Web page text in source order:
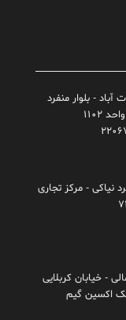
آباد - بلوار منفرد
نیاکی - مرکز تجاری
- خیابان کربلایی
اکسین گیم